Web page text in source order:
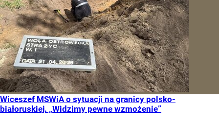
Wiceszef MSWiA o sytuacji na granicy polsko-
białoruskiej. „Widzimy pewne wzmożenie”